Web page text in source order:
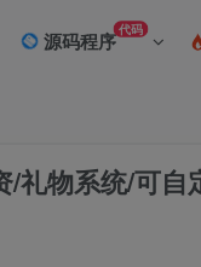
源码程序代码
礼物系统/可自